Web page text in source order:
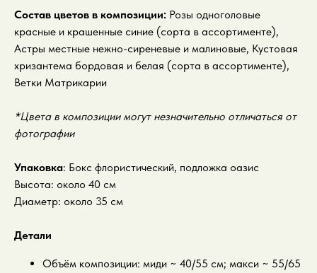
Состав цветов в композиции: Розы одноголовые
красные и крашенные синие (сорта в ассортименте),
Астры местные нежно-сиреневые и малиновые, Кустовая
хризантема бордовая и белая (сорта в ассортименте),
Ветки Матрикарии
*Цвета в композиции могут незначительно отличаться от
фотографии
Упаковка: Бокс флористический, подложка оазис
Высота: около 40 см
Диаметр: около 35 см
Детали
Объём композиции: миди ~ 40/55 см; макси ~ 55/65